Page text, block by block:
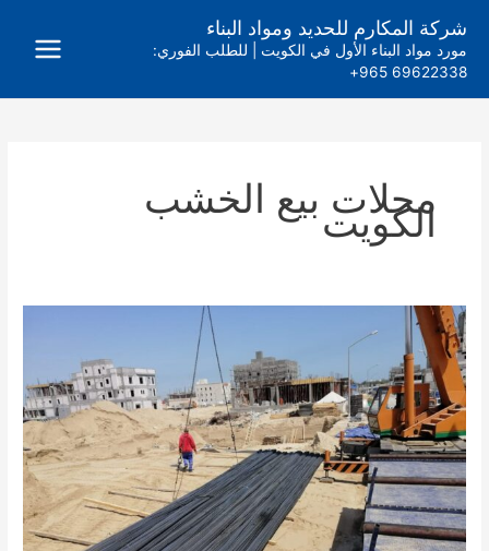
المحتوى
شركة المكارم للحديد ومواد البناء
مورد مواد البناء الأول في الكويت | للطلب الفوري:
69622338 965+
محلات بيع الخشب
الكويت
خدمة
البيع
اون
لاين
–
اثناء
عطلة
كورونا